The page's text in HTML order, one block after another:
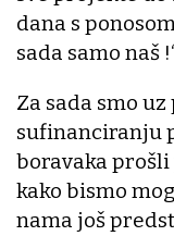
dana s
sada samo naš
Za sada smo
sufinanciranju
boravaka
kako bismo
nama još